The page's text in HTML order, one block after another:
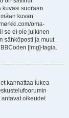
kuvasi suoraan
kuvan
oma-
se ei ole julkinen
sähköposti ja muut
[img]-tagia.
kannattaa lukea
oikeudet